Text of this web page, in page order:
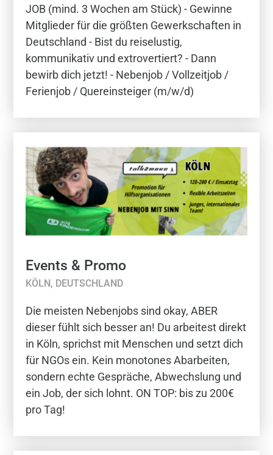
JOB (mind. 3 Wochen am Stück) - Gewinne
Mitglieder für die größten Gewerkschaften in
Deutschland - Bist du reiselustig,
kommunikativ und extrovertiert? - Dann
bewirb dich jetzt! - Nebenjob / Vollzeitjob /
Ferienjob / Quereinsteiger (m/w/d)
Events & Promo
KÖLN, DEUTSCHLAND
Die meisten Nebenjobs sind okay, ABER
dieser fühlt sich besser an! Du arbeitest direkt
in Köln, sprichst mit Menschen und setzt dich
für NGOs ein. Kein monotones Abarbeiten,
sondern echte Gespräche, Abwechslung und
ein Job, der sich lohnt. ON TOP: bis zu 200€
pro Tag!